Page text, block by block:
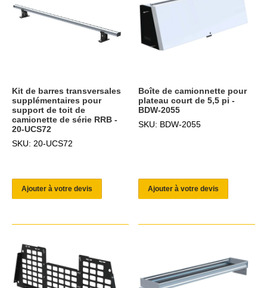
Kit de barres transversales
supplémentaires pour
support de toit de
camionette de série RRB -
20-UCS72
SKU: 20-UCS72
Ajouter à votre devis
Boîte de camionnette pour
plateau court de 5,5 pi -
BDW-2055
SKU: BDW-2055
Ajouter à votre devis